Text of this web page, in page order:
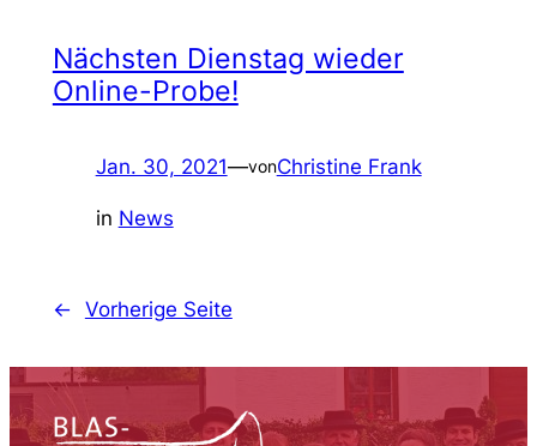
Nächsten Dienstag wieder
Online-Probe!
Jan. 30, 2021—vonChristine Frank
in News
← Vorherige Seite